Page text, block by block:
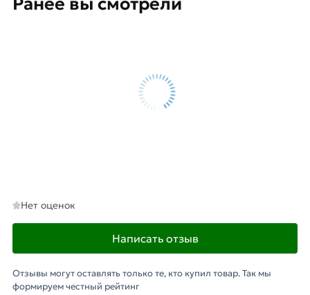
Нет оценок
Написать отзыв
Отзывы могут оставлять только те, кто купил товар. Так мы
формируем честный рейтинг